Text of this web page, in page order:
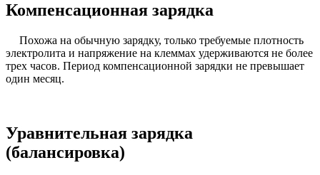
Компенсационная зарядка
Похожа на обычную зарядку, только требуемые плотность
электролита и напряжение на клеммах удерживаются не более
трех часов. Период компенсационной зарядки не превышает
один месяц.
Уравнительная зарядка
(балансировка)